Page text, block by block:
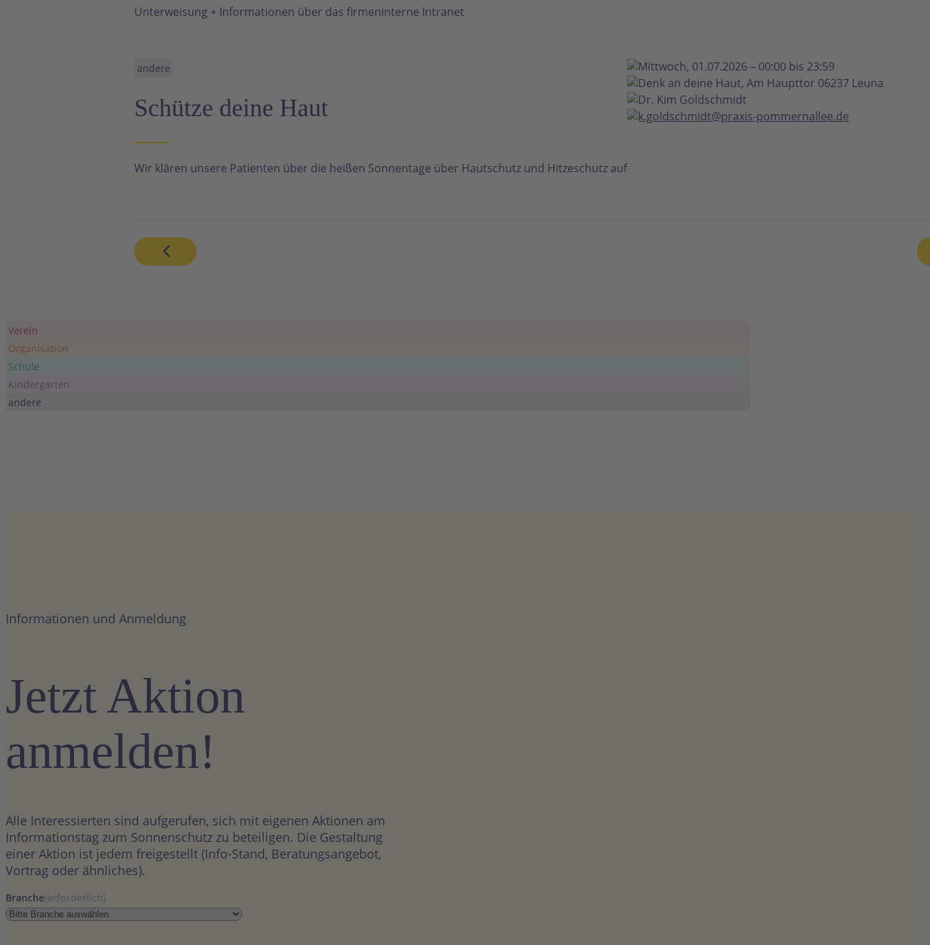
Unterweisung + Informationen über das firmeninterne Intranet
andere
Schütze deine Haut
Wir klären unsere Patienten über die heißen Sonnentage über Hautschutz und Hitzeschutz auf
Mittwoch, 01.07.2026 – 00:00 bis 23:59
Denk an deine Haut, Am Haupttor 06237 Leuna
Dr. Kim Goldschmidt
k.goldschmidt@praxis-pommernallee.de
Verein
Organisation
Schule
Kindergarten
andere
Informationen und Anmeldung
Jetzt Aktion
anmelden!
Alle Interessierten sind aufgerufen, sich mit eigenen Aktionen am
Informationstag zum Sonnenschutz zu beteiligen. Die Gestaltung
einer Aktion ist jedem freigestellt (Info-Stand, Beratungsangebot,
Vortrag oder ähnliches).
Branche(erforderlich)